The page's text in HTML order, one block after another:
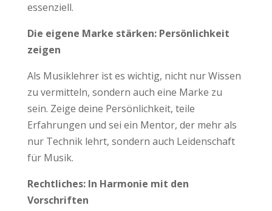
essenziell.
Die eigene Marke stärken: Persönlichkeit
zeigen
Als Musiklehrer ist es wichtig, nicht nur Wissen
zu vermitteln, sondern auch eine Marke zu
sein. Zeige deine Persönlichkeit, teile
Erfahrungen und sei ein Mentor, der mehr als
nur Technik lehrt, sondern auch Leidenschaft
für Musik.
Rechtliches: In Harmonie mit den
Vorschriften